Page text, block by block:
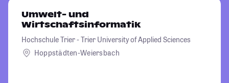
Umwelt- und
Wirtschaftsinformatik
Hochschule Trier - Trier University of Applied Sciences
Hoppstädten-Weiersbach